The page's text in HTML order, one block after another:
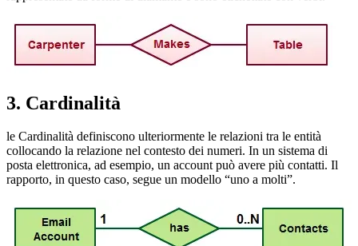
3. Cardinalità
le Cardinalità definiscono ulteriormente le relazioni tra le entità
collocando la relazione nel contesto dei numeri. In un sistema di
posta elettronica, ad esempio, un account può avere più contatti. Il
rapporto, in questo caso, segue un modello “uno a molti”.